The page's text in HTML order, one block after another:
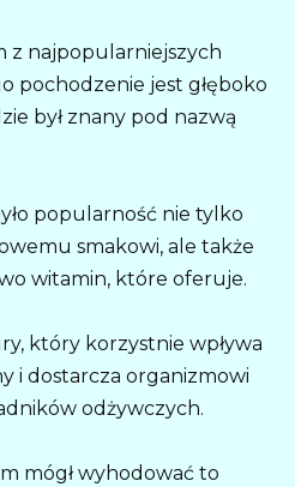
z najpopularniejszych
pochodzenie jest głęboko
był znany pod nazwą
popularność nie tylko
smakowi, ale także
witamin, które oferuje.
który korzystnie wpływa
i dostarcza organizmowi
odżywczych.
mógł wyhodować to